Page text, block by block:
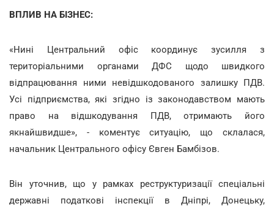
ВПЛИВ НА БІЗНЕС:
«Нині Центральний офіс координує зусилля з
територіальними органами ДФС щодо швидкого
відпрацювання ними невідшкодованого залишку ПДВ.
Усі підприємства, які згідно із законодавством мають
право на відшкодування ПДВ, отримають його
якнайшвидше», - коментує ситуацію, що склалася,
начальник Центрального офісу Євген Бамбізов.
Він уточнив, що у рамках реструктуризації спеціальні
державні податкові інспекції в Дніпрі, Донецьку,